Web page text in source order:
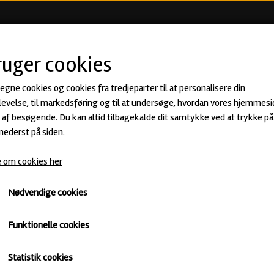
Slowburn er et selvstændigt, arbejder-
adresse i Hvidovre
med stor fokus på kvaliteten og
humlede IPA'er, så skulle der være til
Amalie, som har en baggrund i kokkebranchen, og blandt
har arbejdet som brygger i Italien, inden han flyttede til
stadie. Andrew er ifølge Slowburns hjemmeside ikke længere en
cookies
cookies og cookies fra tredjeparter til at personalisere din
til markedsføring og til at undersøge, hvordan vores
af besøgende. Du kan altid tilbagekalde dit samtykke ved at trykke
på siden.
cookies her
Nødvendige cookies
Funktionelle cookies
Statistik cookies